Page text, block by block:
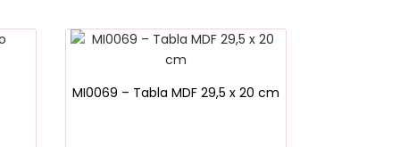
MI0069 – Tabla MDF 29,5 x 20 cm